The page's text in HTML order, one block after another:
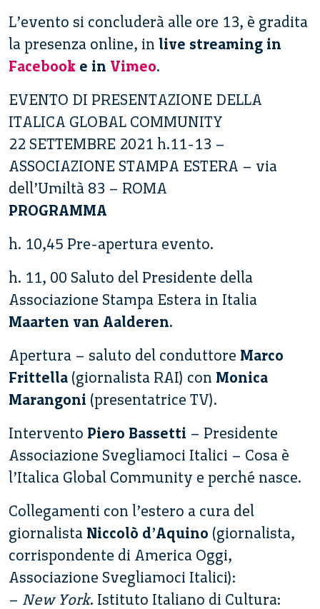
L’evento si concluderà alle ore 13, è gradita
la presenza online, in live streaming in
Facebook e in Vimeo.
EVENTO DI PRESENTAZIONE DELLA
ITALICA GLOBAL COMMUNITY
22 SETTEMBRE 2021 h.11-13 –
ASSOCIAZIONE STAMPA ESTERA – via
dell’Umiltà 83 – ROMA
PROGRAMMA
h. 10,45 Pre-apertura evento.
h. 11, 00 Saluto del Presidente della
Associazione Stampa Estera in Italia
Maarten van Aalderen.
Apertura – saluto del conduttore Marco
Frittella (giornalista RAI) con Monica
Marangoni (presentatrice TV).
Intervento Piero Bassetti – Presidente
Associazione Svegliamoci Italici – Cosa è
l’Italica Global Community e perché nasce.
Collegamenti con l’estero a cura del
giornalista Niccolò d’Aquino (giornalista,
corrispondente di America Oggi,
Associazione Svegliamoci Italici):
– New York. Istituto Italiano di Cultura: